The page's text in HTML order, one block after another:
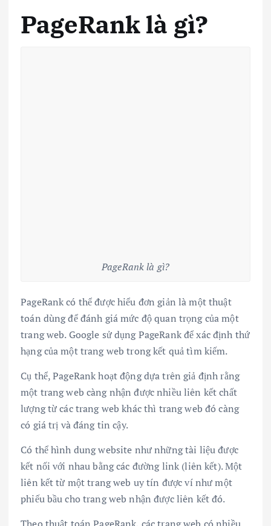
PageRank là gì?
PageRank là gì?
PageRank có thể được hiểu đơn giản là một thuật
toán dùng để đánh giá mức độ quan trọng của một
trang web. Google sử dụng PageRank để xác định thứ
hạng của một trang web trong kết quả tìm kiếm.
Cụ thể, PageRank hoạt động dựa trên giả định rằng
một trang web càng nhận được nhiều liên kết chất
lượng từ các trang web khác thì trang web đó càng
có giá trị và đáng tin cậy.
Có thể hình dung website như những tài liệu được
kết nối với nhau bằng các đường link (liên kết). Một
liên kết từ một trang web uy tín được ví như một
phiếu bầu cho trang web nhận được liên kết đó.